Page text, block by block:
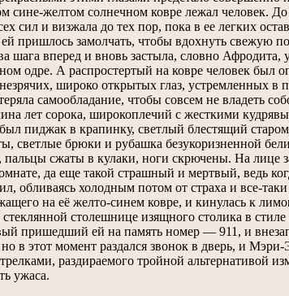
желтом солнечном ковре лежал человек. До
сил и визжала до тех пор, пока в ее легких
ей пришлось замолчать, чтобы вдохнуть свежую
шага вперед и вновь застыла, словно Афродита,
одре. А распростертый на ковре человек был
широко открытых глаз, устремленных в
самообладание, чтобы совсем не владеть
лет сорока, широкоплечий с жесткими
пиджак в крапинку, светлый блестящий
светлые брюки и рубашка безукоризненной
сжаты в кулаки, ноги скрючены. На лице
да еще такой страшный и мертвый, ведь
обливаясь холодным потом от страха и все-
на её желто-синем ковре, и кинулась к
столешнице изящного столика в
пришедший ей на память номер — 911, и
в этот момент раздался звонок в дверь, и Мэри-
раздираемого тройной альтернативой
ужаса.